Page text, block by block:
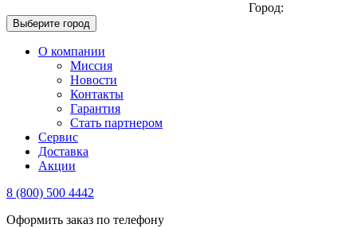
Город:
Выберите город
О компании
Миссия
Новости
Контакты
Гарантия
Стать партнером
Сервис
Доставка
Акции
8 (800) 500 4442
Оформить заказ по телефону